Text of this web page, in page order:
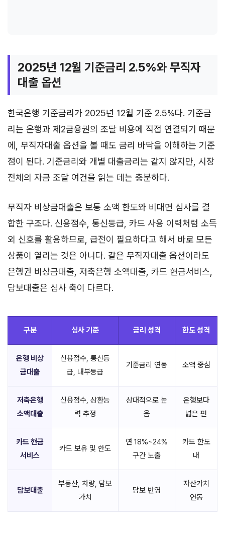
2025년 12월 기준금리 2.5%와 무직자
대출 옵션
한국은행 기준금리가 2025년 12월 기준 2.5%다. 기준금
리는 은행과 제2금융권의 조달 비용에 직접 연결되기 때문
에, 무직자대출 옵션을 볼 때도 금리 바닥을 이해하는 기준
점이 된다. 기준금리와 개별 대출금리는 같지 않지만, 시장
전체의 자금 조달 여건을 읽는 데는 충분하다.
무직자 비상금대출은 보통 소액 한도와 비대면 심사를 결
합한 구조다. 신용점수, 통신등급, 카드 사용 이력처럼 소득
외 신호를 활용하므로, 급전이 필요하다고 해서 바로 모든
상품이 열리는 것은 아니다. 같은 무직자대출 옵션이라도
은행권 비상금대출, 저축은행 소액대출, 카드 현금서비스,
담보대출은 심사 축이 다르다.
구분 심사 기준 금리 성격 한도 성격
은행 비상
금대출
신용점수, 통신등
급, 내부등급
기준금리 연동 소액 중심
저축은행
소액대출
신용점수, 상환능
력 추정
상대적으로 높
음
은행보다
넓은 편
카드 현금
서비스
카드 보유 및 한도
연 18%~24%
구간 노출
카드 한도
내
담보대출
부동산, 차량, 담보
가치
담보 반영
자산가치
연동